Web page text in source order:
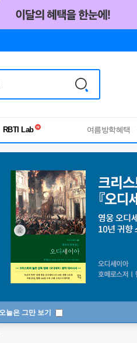
RBTI Lab
여름방학혜택
오늘은 그만 보기